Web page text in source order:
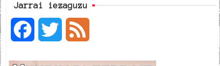
Jarrai iezaguzu